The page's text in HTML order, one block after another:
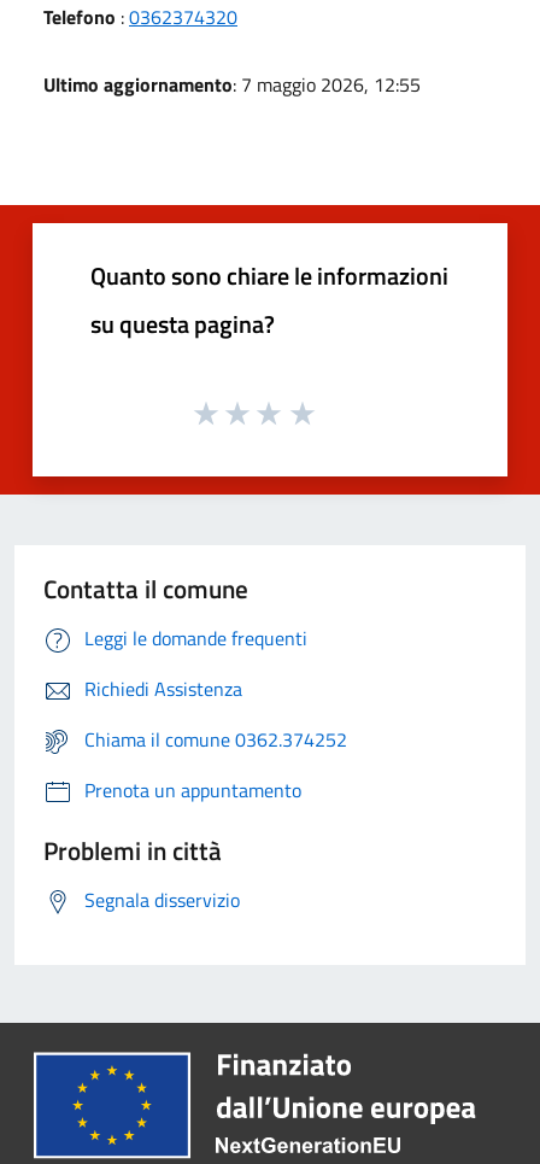
Telefono :0362374320
Ultimo aggiornamento: 7 maggio 2026, 12:55
Quanto sono chiare le informazioni
su questa pagina?
Contatta il comune
Leggi le domande frequenti
Richiedi Assistenza
Chiama il comune 0362.374252
Prenota un appuntamento
Problemi in città
Segnala disservizio